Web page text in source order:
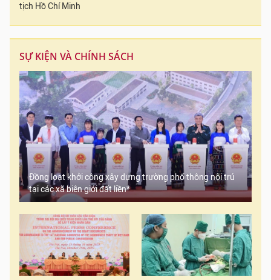
tịch Hồ Chí Minh
SỰ KIỆN VÀ CHÍNH SÁCH
Đồng loạt khởi công xây dựng trường phổ thông nội trú
tại các xã biên giới đất liền*